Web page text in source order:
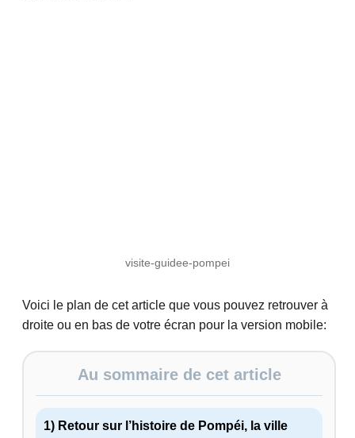
visite-guidee-pompei
Voici le plan de cet article que vous pouvez retrouver à
droite ou en bas de votre écran pour la version mobile:
Au sommaire de cet article
1) Retour sur l’histoire de Pompéi, la ville